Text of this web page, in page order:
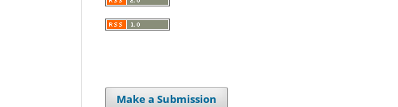
Make a Submission